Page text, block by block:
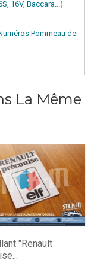
16V, Baccara...)
Pommeau de
La Même
"Renault